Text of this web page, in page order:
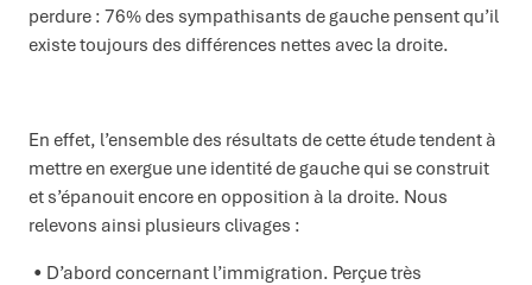
perdure : 76% des sympathisants de gauche pensent qu’il
existe toujours des différences nettes avec la droite.
En effet, l’ensemble des résultats de cette étude tendent à
mettre en exergue une identité de gauche qui se construit
et s’épanouit encore en opposition à la droite. Nous
relevons ainsi plusieurs clivages :
D’abord concernant l’immigration. Perçue très